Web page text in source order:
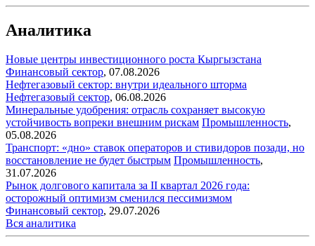
Аналитика
Новые центры инвестиционного роста Кыргызстана
Финансовый сектор, 07.08.2026
Нефтегазовый сектор: внутри идеального шторма
Нефтегазовый сектор, 06.08.2026
Минеральные удобрения: отрасль сохраняет высокую
устойчивость вопреки внешним рискам Промышленность,
05.08.2026
Транспорт: «дно» ставок операторов и стивидоров позади, но
восстановление не будет быстрым Промышленность,
31.07.2026
Рынок долгового капитала за II квартал 2026 года:
осторожный оптимизм сменился пессимизмом
Финансовый сектор, 29.07.2026
Вся аналитика